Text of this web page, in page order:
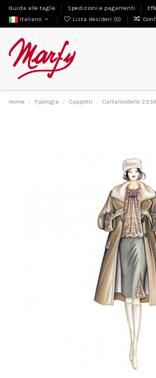
Guida alle taglie Spedizioni e pagamenti
Italiano
Lista desideri (0)
Home Tipologia Cappotti Cartamodello 2558